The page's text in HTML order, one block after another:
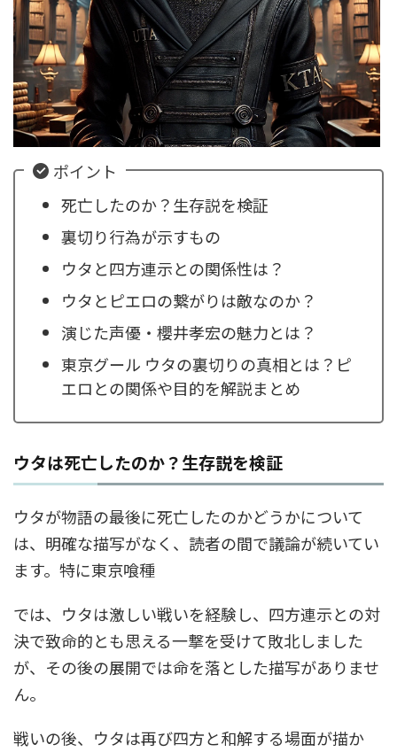
ポイント
死亡したのか？生存説を検証
裏切り行為が示すもの
ウタと四方連示との関係性は？
ウタとピエロの繋がりは敵なのか？
演じた声優・櫻井孝宏の魅力とは？
東京グール ウタの裏切りの真相とは？ピ
エロとの関係や目的を解説まとめ
ウタは死亡したのか？生存説を検証
ウタが物語の最後に死亡したのかどうかについて
は、明確な描写がなく、読者の間で議論が続いてい
ます。特に東京喰種
では、ウタは激しい戦いを経験し、四方連示との対
決で致命的とも思える一撃を受けて敗北しました
が、その後の展開では命を落とした描写がありませ
ん。
戦いの後、ウタは再び四方と和解する場面が描か